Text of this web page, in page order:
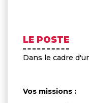
LE POSTE
Dans le cadre
Vos missions :